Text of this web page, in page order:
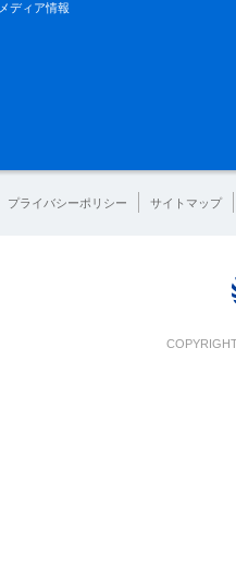
メディア情報
プライバシーポリシー サイトマップ